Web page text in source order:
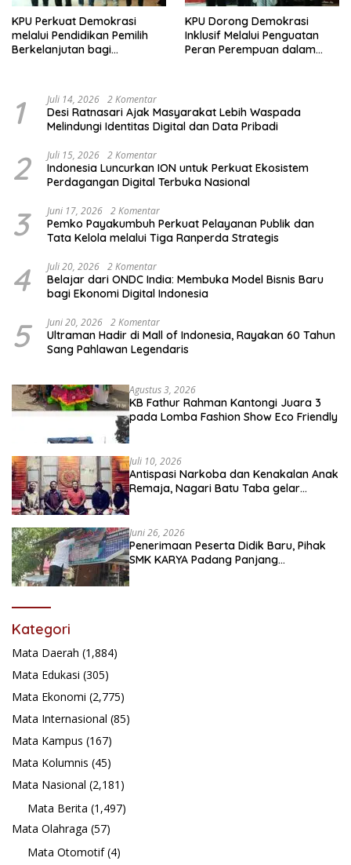
KPU Perkuat Demokrasi
melalui Pendidikan Pemilih
Berkelanjutan bagi
KPU Dorong Demokrasi
Inklusif Melalui Penguatan
Peran Perempuan dalam
1 Juli 14, 2026 2 Komentar
Desi Ratnasari Ajak Masyarakat Lebih Waspada
Melindungi Identitas Digital dan Data Pribadi
2 Juli 15, 2026 2 Komentar
Indonesia Luncurkan ION untuk Perkuat Ekosistem
Perdagangan Digital Terbuka Nasional
3 Juni 17, 2026 2 Komentar
Pemko Payakumbuh Perkuat Pelayanan Publik dan
Tata Kelola melalui Tiga Ranperda Strategis
4 Juli 20, 2026 2 Komentar
Belajar dari ONDC India: Membuka Model Bisnis Baru
bagi Ekonomi Digital Indonesia
5 Juni 20, 2026 2 Komentar
Ultraman Hadir di Mall of Indonesia, Rayakan 60 Tahun
Sang Pahlawan Legendaris
Agustus 3, 2026
KB Fathur Rahman Kantongi Juara 3
pada Lomba Fashion Show Eco Friendly
Juli 10, 2026
Antispasi Narkoba dan Kenakalan Anak
Remaja, Nagari Batu Taba gelar
Juni 26, 2026
Penerimaan Peserta Didik Baru, Pihak
SMK KARYA Padang Panjang
Kategori
Mata Daerah (1,884)
Mata Edukasi (305)
Mata Ekonomi (2,775)
Mata Internasional (85)
Mata Kampus (167)
Mata Kolumnis (45)
Mata Nasional (2,181)
Mata Berita (1,497)
Mata Olahraga (57)
Mata Otomotif(4)